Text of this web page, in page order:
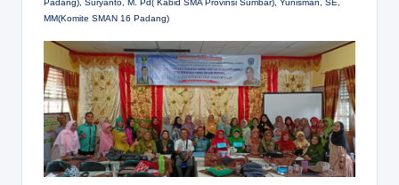
Padang), Suryanto, M. Pd( Kabid SMA Provinsi Sumbar), Yunisman, SE,
MM(Komite SMAN 16 Padang)